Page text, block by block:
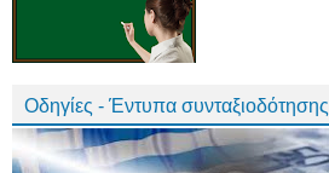
Οδηγίες - Έντυπα συνταξιοδότησης